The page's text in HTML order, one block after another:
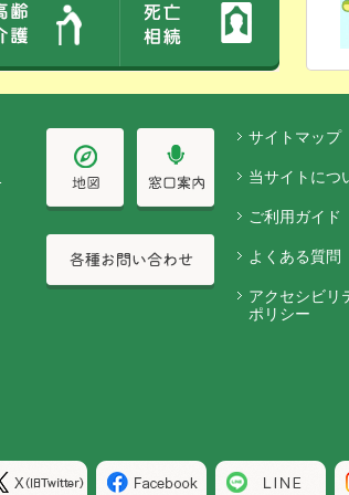
サイトマップ
当サイトにつ
ご利用ガイド
よくある質問
アクセシビリ
ポリシー